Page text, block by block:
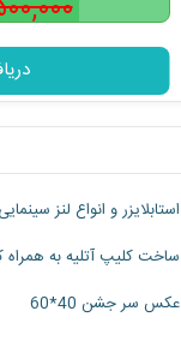
استابلایزر و انواع لنز سینمایی
ساخت کلیپ آتلیه به
عکس سر جشن 40*60